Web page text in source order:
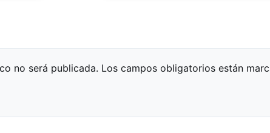
no será publicada. Los campos obligatorios están